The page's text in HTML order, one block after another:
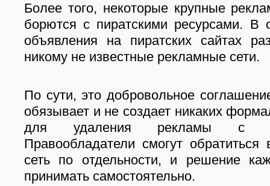
Более того, некоторые крупные
борются с пиратскими ресурсами. В
объявления на пиратских сайтах
никому не известные рекламные сети.
По сути, это добровольное
обязывает и не создает никаких
для удаления рекламы с
Правообладатели смогут
сеть по отдельности, и решение
принимать самостоятельно.